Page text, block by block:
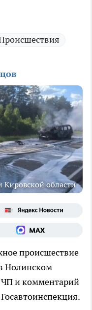
Кировской области
происшествие
Нолинском
ЧП и комментарий